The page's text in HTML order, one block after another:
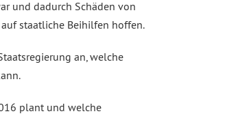
und dadurch Schäden von
staatliche Beihilfen hoffen.
an, welche
plant und welche